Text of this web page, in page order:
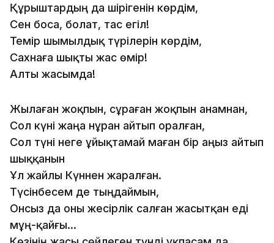
Құрыштардың да шірігенін көрдім,
Сен боса, болат, тас егіл!
Темір шымылдық түрілерін көрдім,
Сахнаға шықты жас өмір!
Алты жасымда!
Жылаған жоқпын, сұраған жоқпын анамнан,
Сол күні жаңа әнұран айтып оралған,
Сол түні неге ұйықтамай маған бір аңыз айтып
шыққанын
Ұл жайлы Күннен жаралған.
Түсінбесем де тыңдаймын,
Онсыз да оны жесірлік салған жасытқан еді
мұң-қайғы...